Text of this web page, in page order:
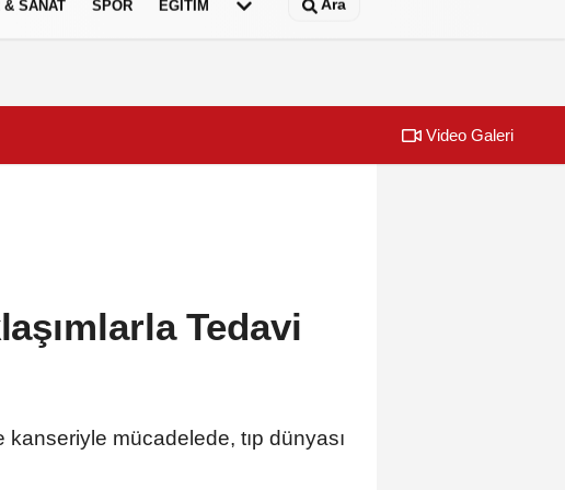
& SANAT SPOR EĞİTİM Ara
Sığacık’tan
Video Galeri
Tedavi
mücadelede, tıp dünyası